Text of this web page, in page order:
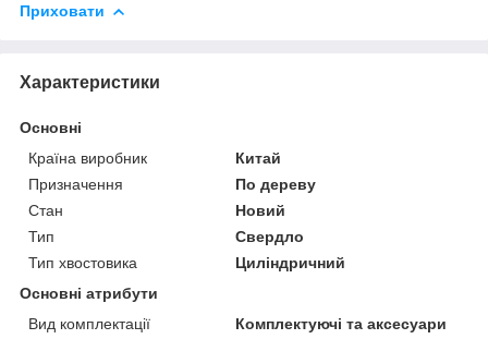
Приховати
Характеристики
Основні
Країна виробник
Китай
Призначення
По дереву
Стан
Новий
Тип
Свердло
Тип хвостовика
Циліндричний
Основні атрибути
Вид комплектації
Комплектуючі та аксесуари